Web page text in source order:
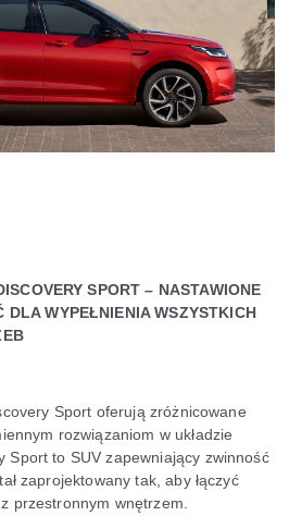
SPORT – NASTAWIONE
DLA WYPEŁNIENIA WSZYSTKICH
Sport oferują zróżnicowane
rozwiązaniom w układzie
Sport to SUV zapewniający zwinność
zaprojektowany tak, aby łączyć
przestronnym wnętrzem.